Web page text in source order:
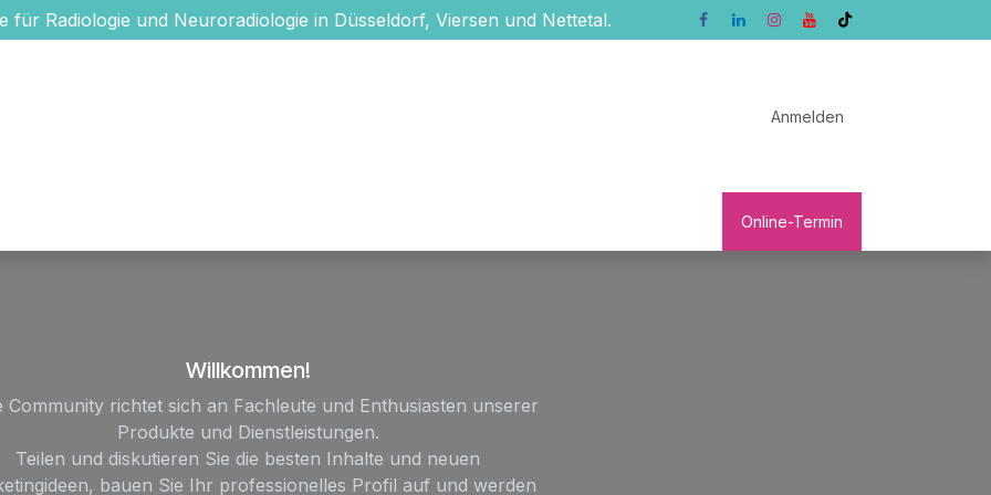
für Radiologie und Neuroradiologie in Düsseldorf, Viersen und Nettetal.
Anmelden
Online-Termin
Willkommen!
Community richtet sich an Fachleute und Enthusiasten unserer
Produkte und Dienstleistungen.
Teilen und diskutieren Sie die besten Inhalte und neuen
bauen Sie Ihr professionelles Profil auf und werden